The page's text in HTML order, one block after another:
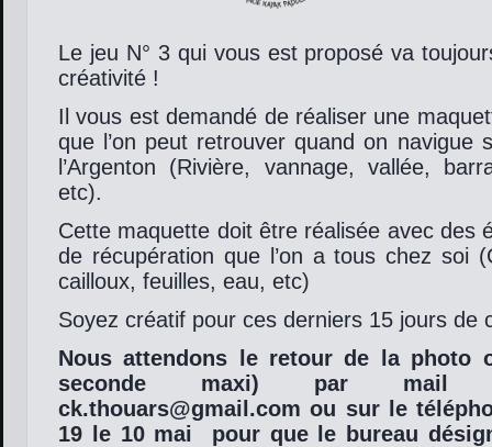
Le jeu N° 3 qui vous est proposé va
créativité !
Il vous est demandé de réaliser une
que l’on peut retrouver quand on navigue
l’Argenton (Rivière, vannage, vallée,
etc).
Cette maquette doit être réalisée avec des
de récupération que l’on a tous chez soi
cailloux, feuilles, eau, etc)
Soyez créatif pour ces derniers 15 jours de
Nous attendons le retour de la photo
seconde maxi) par mail
ck.thouars@gmail.com ou sur le
19 le 10 mai pour que le bureau